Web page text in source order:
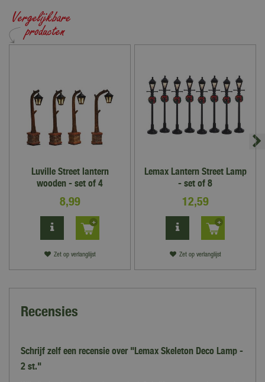
Luville Street lantern
wooden - set of 4
8,99
Zet op verlanglijst
Lemax Lantern Street Lamp
- set of 8
12,59
Zet op verlanglijst
Recensies
Schrijf zelf een recensie over "Lemax Skeleton Deco Lamp -
2 st."